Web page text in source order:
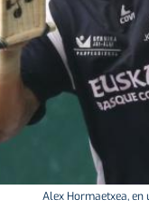
Alex Hormaetxea, en